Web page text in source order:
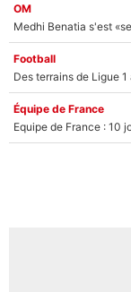
OM
Football
Équipe de France